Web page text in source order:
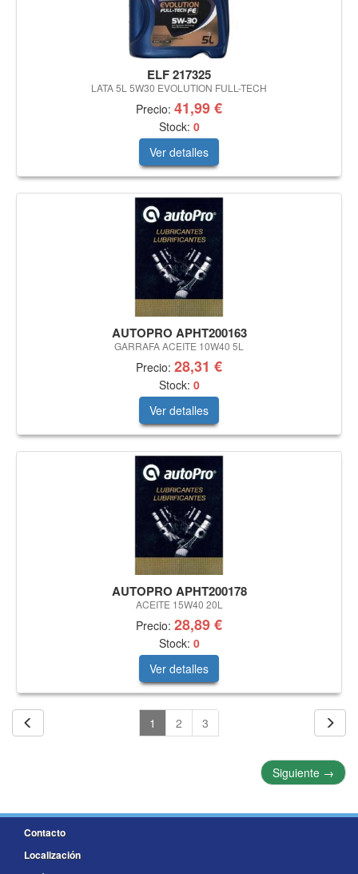
ELF 217325
LATA 5L 5W30 EVOLUTION FULL-TECH
Precio: 41,99 €
Stock: 0
Ver detalles
AUTOPRO APHT200163
GARRAFA ACEITE 10W40 5L
Precio: 28,31 €
Stock: 0
Ver detalles
AUTOPRO APHT200178
ACEITE 15W40 20L
Precio: 28,89 €
Stock: 0
Ver detalles
1 2 3
Siguiente →
Contacto
Localización